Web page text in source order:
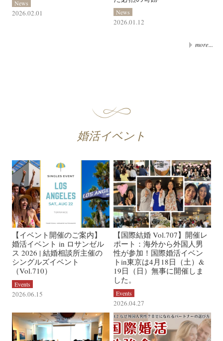
News
2026.02.01 News
2026.01.12
more...
婚活イベント
【イベント開催のご案内】
婚活イベント in ロサンゼル
ス 2026 | 結婚相談所主催の
シングルズイベント
（Vol.710）
Events
2026.06.15
【国際結婚 Vol.707】開催レ
ポート：海外から外国人男
性が参加！国際婚活イベン
トin東京は4月18日（土）&
19日（日）無事に開催しま
した。
Events
2026.04.27